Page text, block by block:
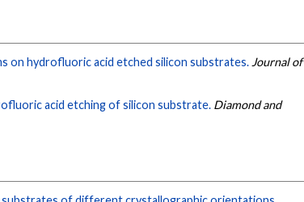
on hydrofluoric acid etched silicon substrates. Journal of
acid etching of silicon substrate. Diamond and